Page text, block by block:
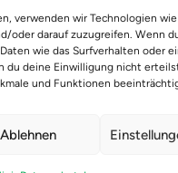
verwenden wir Technologien
oder darauf zuzugreifen. Wenn
wie das Surfverhalten oder
du deine Einwilligung nicht
und Funktionen
Ablehnen
admin@autobuchs.ch
043 243 50 30